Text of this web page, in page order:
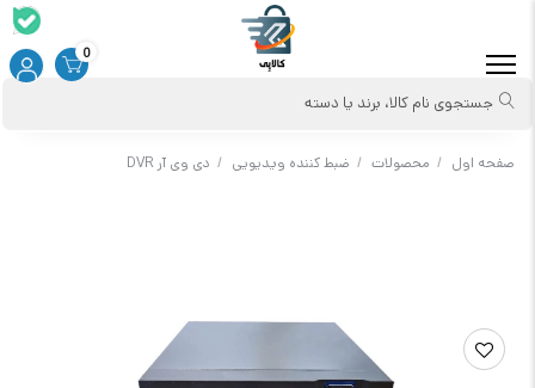
جستجوی نام کالا، برند یا دسته
0
صفحه اول / محصولات / ضبط کننده ویدیویی / دی وی آر DVR